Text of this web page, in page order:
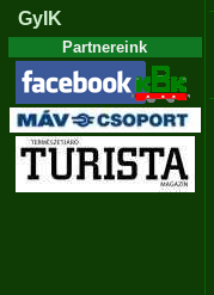
GyIK
Partnereink